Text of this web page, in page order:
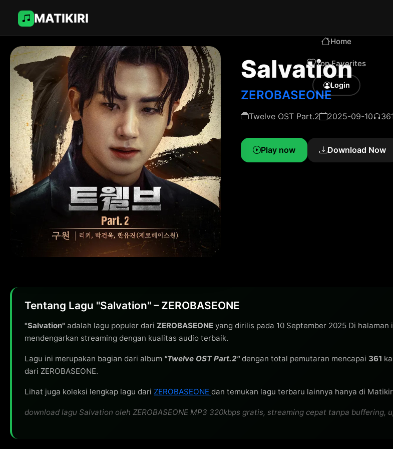
MATIKIRI
Home
Top Favorites
Login
Salvation
ZEROBASEONE
Twelve OST Part.2 2025-09-10
Play now Download Now
Tentang Lagu "Salvation" – ZEROBASEONE
"Salvation" adalah lagu populer dari ZEROBASEONE yang dirilis pada 10 September 2025 Di halaman
mendengarkan streaming dengan kualitas audio terbaik.
Lagu ini merupakan bagian dari album "Twelve OST Part.2"dengan total pemutaran mencapai 361
dari ZEROBASEONE.
Lihat juga koleksi lengkap lagu dari ZEROBASEONE dan temukan lagu terbaru lainnya hanya di
download lagu Salvation oleh ZEROBASEONE MP3 320kbps gratis, streaming cepat tanpa